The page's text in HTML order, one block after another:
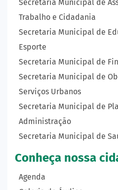
Secretaria Municipal de
Trabalho e Cidadania
Secretaria Municipal de
Esporte
Secretaria Municipal de
Secretaria Municipal de
Serviços Urbanos
Secretaria Municipal de
Administração
Secretaria Municipal de
Conheça nossa
Agenda